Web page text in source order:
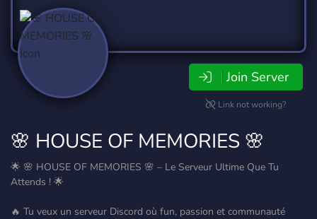
Join Server
Link not working?
🌸 HOUSE OF MEMORIES 🌸
🌟 🌸 HOUSE OF MEMORIES 🌸 – Le Serveur Ultime Que Tu
Attends ! 🌟
🔥 Tu veux un serveur Discord où fun, passion et communauté